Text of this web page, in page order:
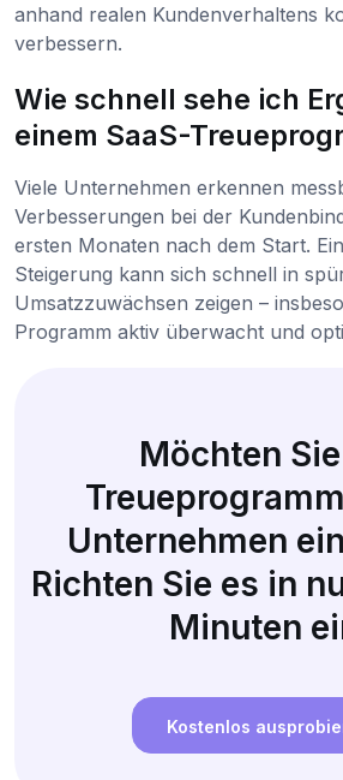
anhand realen Kundenverhaltens
verbessern.
Wie schnell sehe ich
einem SaaS-
Viele Unternehmen erkennen
Verbesserungen bei der
ersten Monaten nach dem Start.
Steigerung kann sich schnell in
Umsatzzuwächsen zeigen –
Programm aktiv überwacht und
Möchten
Unternehmen
Richten Sie es in
Minuten
Kostenlos